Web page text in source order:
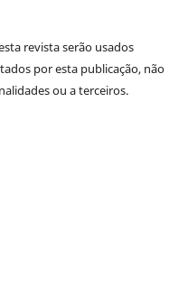
revista serão usados
por esta publicação, não
ou a terceiros.